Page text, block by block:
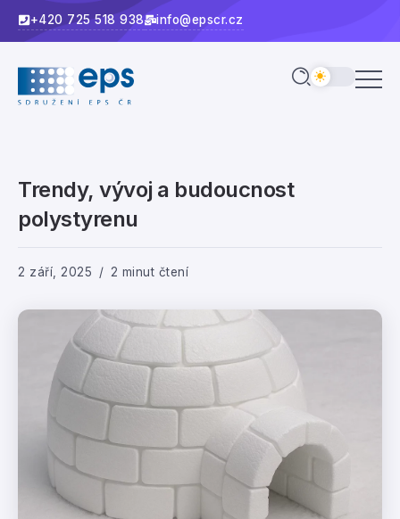
+420 725 518 938 info@epscr.cz
Trendy, vývoj a budoucnost
polystyrenu
2 září, 2025 2 minut čtení